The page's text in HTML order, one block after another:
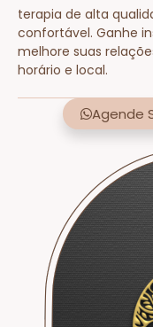
terapia de alta
confortável. Ganhe
melhore suas
horário e local.
Agende